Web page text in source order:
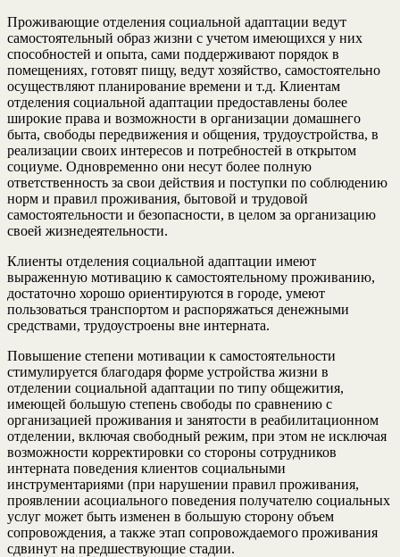
Проживающие отделения социальной адаптации ведут
самостоятельный образ жизни с учетом имеющихся у них
способностей и опыта, сами поддерживают порядок в
помещениях, готовят пищу, ведут хозяйство, самостоятельно
осуществляют планирование времени и т.д. Клиентам
отделения социальной адаптации предоставлены более
широкие права и возможности в организации домашнего
быта, свободы передвижения и общения, трудоустройства, в
реализации своих интересов и потребностей в открытом
социуме. Одновременно они несут более полную
ответственность за свои действия и поступки по соблюдению
норм и правил проживания, бытовой и трудовой
самостоятельности и безопасности, в целом за организацию
своей жизнедеятельности.
Клиенты отделения социальной адаптации имеют
выраженную мотивацию к самостоятельному проживанию,
достаточно хорошо ориентируются в городе, умеют
пользоваться транспортом и распоряжаться денежными
средствами, трудоустроены вне интерната.
Повышение степени мотивации к самостоятельности
стимулируется благодаря форме устройства жизни в
отделении социальной адаптации по типу общежития,
имеющей большую степень свободы по сравнению с
организацией проживания и занятости в реабилитационном
отделении, включая свободный режим, при этом не исключая
возможности корректировки со стороны сотрудников
интерната поведения клиентов социальными
инструментариями (при нарушении правил проживания,
проявлении асоциального поведения получателю социальных
услуг может быть изменен в большую сторону объем
сопровождения, а также этап сопровождаемого проживания
сдвинут на предшествующие стадии.